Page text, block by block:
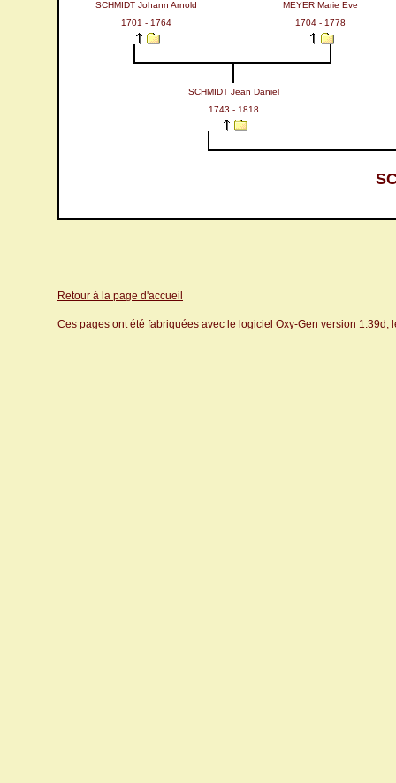
SCHMIDT Johann Arnold
1701 - 1764
MEYER Marie Eve
1704 - 1778
SCHMIDT Jean Daniel
1743 - 1818
Retour à la page d'accueil
Ces pages ont été fabriquées avec le logiciel Oxy-Gen version 1.39d,